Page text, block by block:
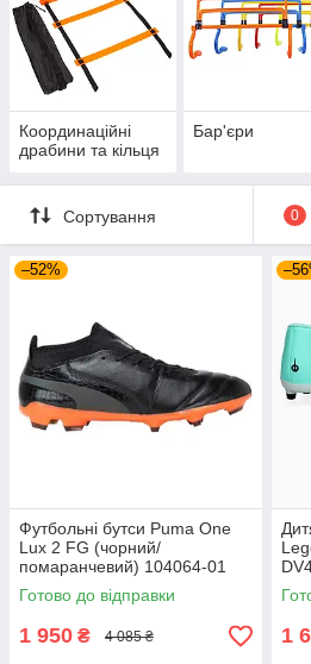
Координаційні
драбини та кільця
Бар'єри
Сортування 0
–52%
Футбольні бутси Puma One
Lux 2 FG (чорний/
помаранчевий) 104064-01
Розмір EU: 44
Готово до відправки
1 950 ₴ 4 085 ₴ 1